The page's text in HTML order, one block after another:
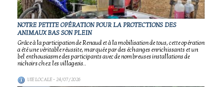
NOTRE PETITE OPÉRATION POUR LA PROTECTIONS DES
ANIMAUX BAS SON PLEIN
Grâce à la participation de Renaud et à la mobilisation de tous, cette opération
a été une véritable réussite, marquée par des échanges enrichissants et un
bel enthousiasme des participants avec de nombreuses installations de
nichoirs chez les villageois..
VIE LOCALE- 24/07/2026